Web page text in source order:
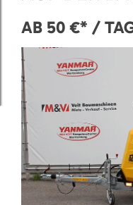
AB 50 €* /